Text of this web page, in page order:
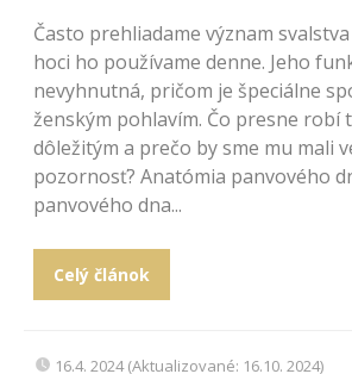
Často prehliadame význam
hoci ho používame denne. Jeho
nevyhnutná, pričom je špeciálne
ženským pohlavím. Čo presne robí
dôležitým a prečo by sme mu mali
pozornosť? Anatómia panvového
panvového dna...
Celý článok
16.4. 2024 (Aktualizované: 16.10. 2024)